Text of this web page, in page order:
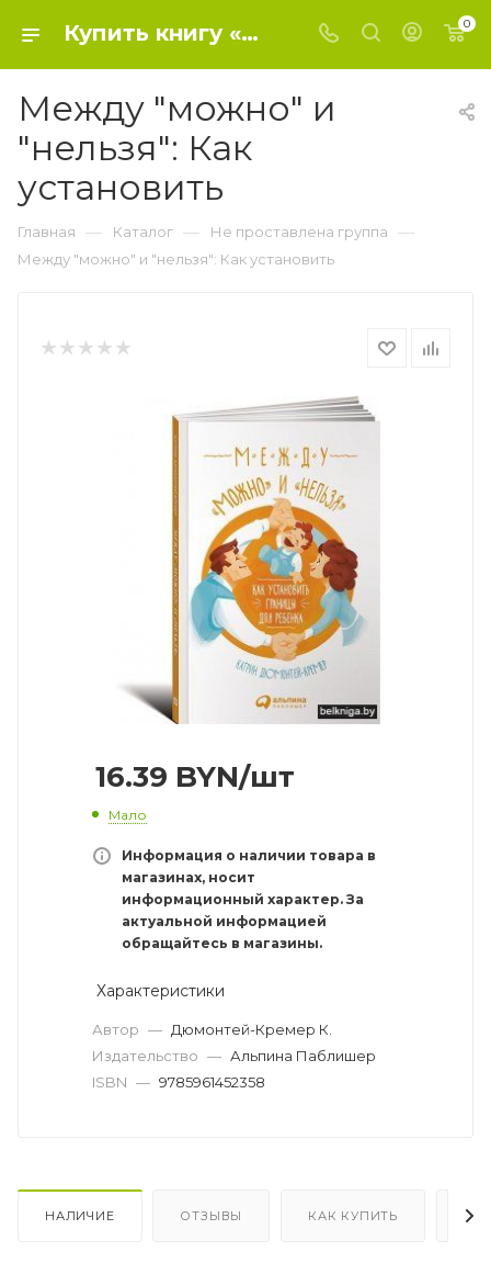
Купить книгу «Между "можно" и "нельзя": Как установить» 0, Дюмонтей-Кремер К. - Не проставлена группа 0
Между "можно" и
"нельзя": Как
установить
Главная — Каталог — Не проставлена группа —
Между "можно" и "нельзя": Как установить
16.39 BYN/шт
Мало
Информация о наличии товара в
магазинах, носит
информационный характер. За
актуальной информацией
обращайтесь в магазины.
Характеристики
Автор — Дюмонтей-Кремер К.
Издательство — Альпина Паблишер
ISBN — 9785961452358
НАЛИЧИЕ ОТЗЫВЫ КАК КУПИТЬ